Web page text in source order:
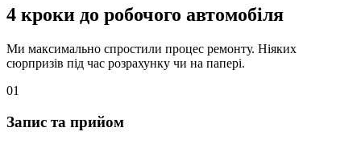
4 кроки до робочого автомобіля
Ми максимально спростили процес ремонту. Ніяких
сюрпризів під час розрахунку чи на папері.
01
Запис та прийом